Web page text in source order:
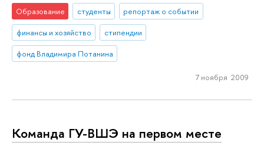
Образование студенты
репортаж о событии
финансы и хозяйство
стипендии
фонд Владимира Потанина
7 ноября 2009
Команда ГУ-ВШЭ на первом месте